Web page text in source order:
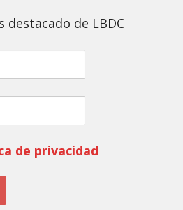
de LBDC
de privacidad